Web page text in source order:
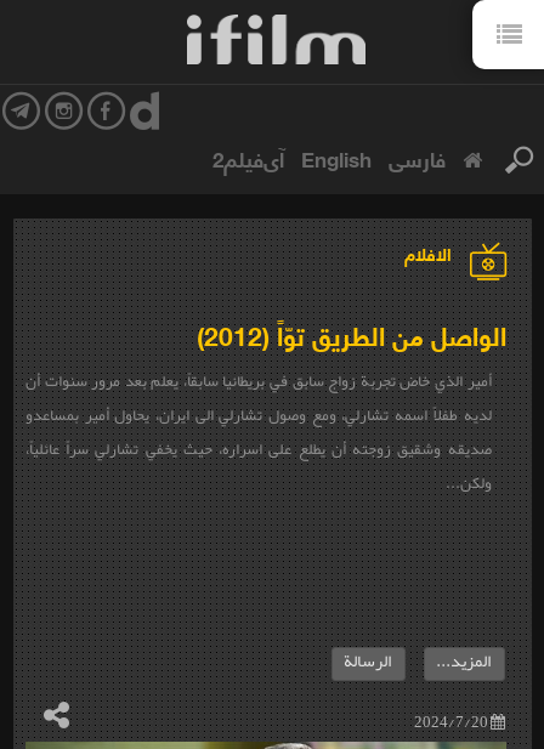
فارسی English آی‌فیلم2
الافلام
الواصل من الطريق توّاً (2012)
أمير الذي خاض تجربة زواج سابق في بريطانيا سابقاً، يعلم بعد مرور سنوات أن
لديه طفلاً اسمه تشارلي، ومع وصول تشارلي الى ايران، يحاول أمير بمساعدو
صديقه وشقيق زوجته أن يطلع على اسراره، حيث يخفي تشارلي سراً عائلياً،
ولكن...
2024/7/20
المزيد... الرسالة